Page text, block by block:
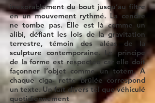
inexorablement du bout jusqu’au filtre
en un mouvement rythmé. La cendre
ne tombe pas. Elle est là comme un
alibi, défiant les lois de la gravitation
terrestre, témoin des aléas de la
sculpture contemporaine. Le principe
de la forme est respectée car elle doit
façonner l’objet comme un totem. A
chaque ciga- rette brûlée correspond
un texte. Un fait divers tel que véhiculé
quotidiennement